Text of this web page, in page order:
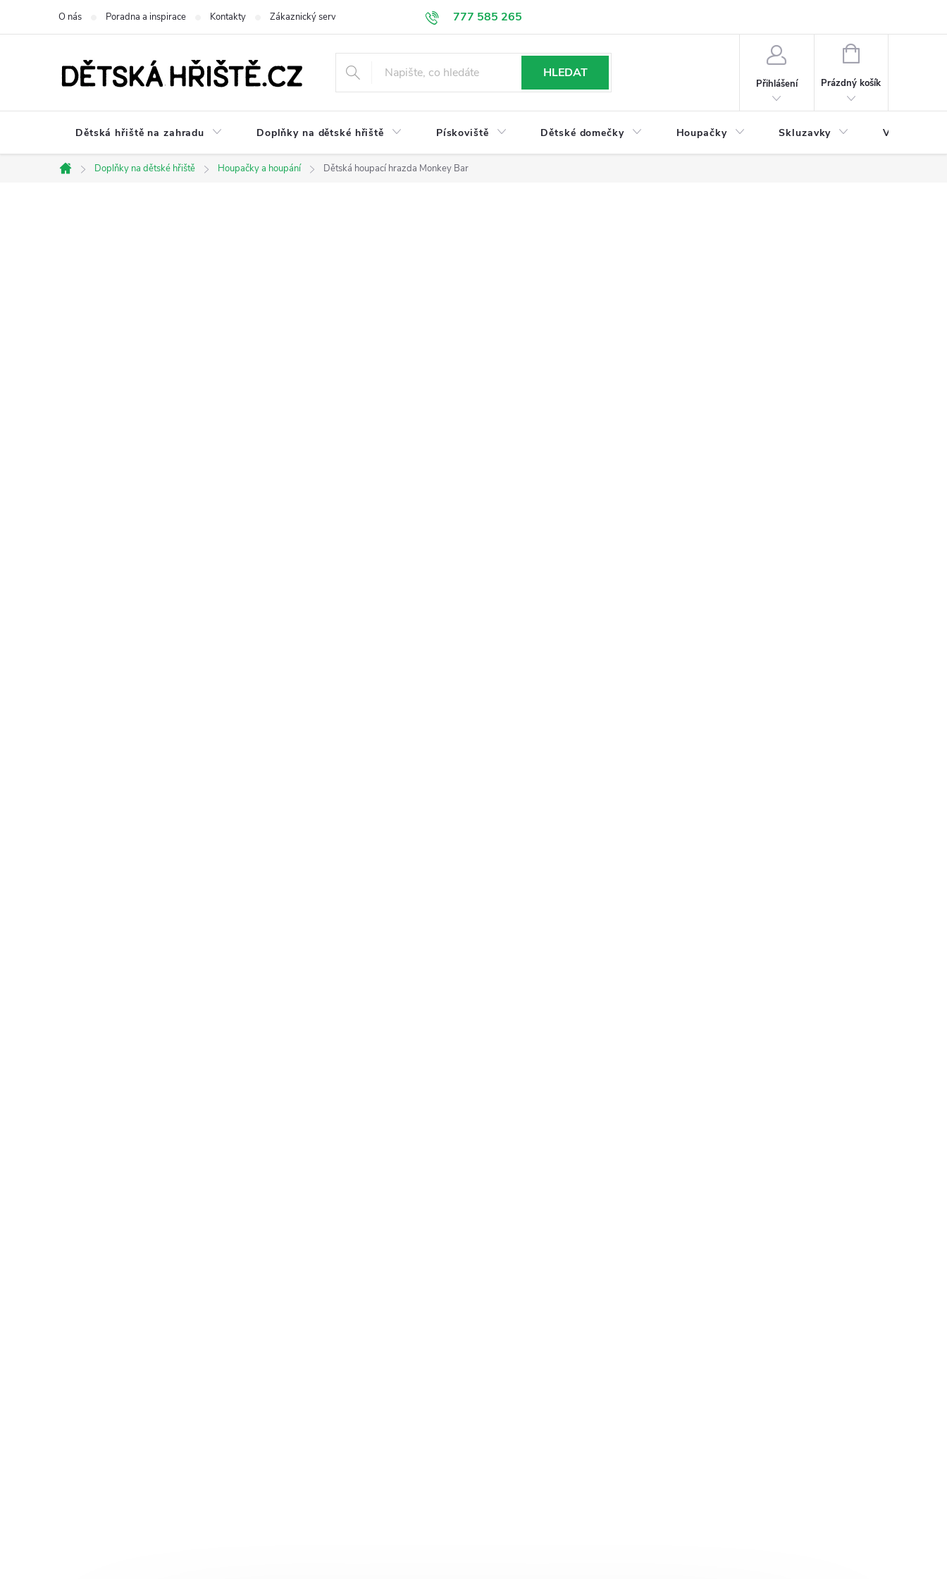
777 585 265
O nás Poradna a inspirace Kontakty Zákaznický servis Doprava a platba Obchodní podmínky
HLEDAT
Přihlášení
NÁKUPNÍ
Prázdný košík
Dětská hřiště na zahradu Doplňky na dětské hřiště Pískoviště Dětské domečky Houpačky Skluzavky Veřejná
Domů
Doplňky na dětské hřiště Houpačky a houpání Dětská houpací hrazda Monkey Bar